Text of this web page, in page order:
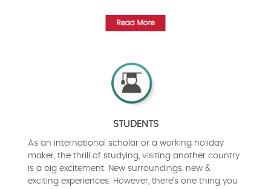
Read More
STUDENTS
As an international scholar or a working holiday
maker, the thrill of studying, visiting another country
is a big excitement. New surroundings, new &
exciting experiences. However, there's one thing you